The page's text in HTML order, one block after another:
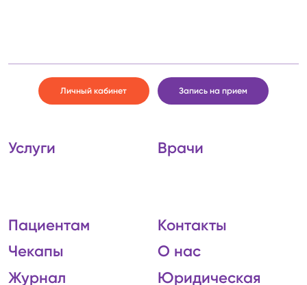
Личный кабинет Запись на прием
Услуги Врачи
Пациентам
Чекапы
Журнал
Контакты
О нас
Юридическая